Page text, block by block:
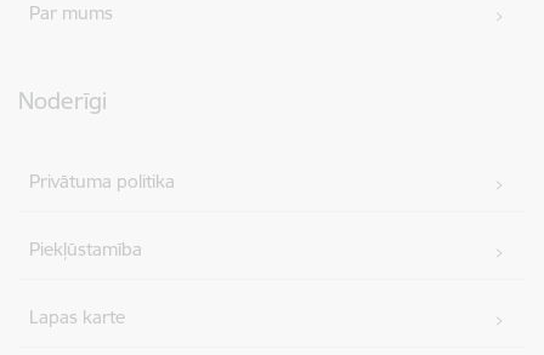
Par mums
Noderīgi
Privātuma politika
Piekļūstamība
Lapas karte